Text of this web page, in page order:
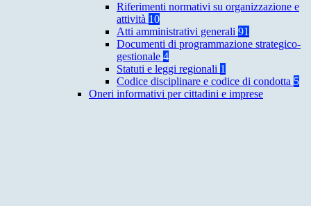
Riferimenti normativi su organizzazione e
attività 10
Atti amministrativi generali 91
Documenti di programmazione strategico-
gestionale 4
Statuti e leggi regionali 1
Codice disciplinare e codice di condotta 5
Oneri informativi per cittadini e imprese